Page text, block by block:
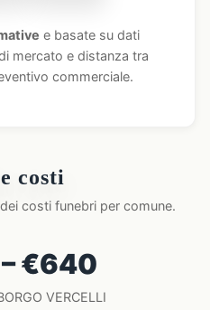
e basate su dati
mercato e distanza tra
commerciale.
costi
costi funebri per comune.
€640
VERCELLI